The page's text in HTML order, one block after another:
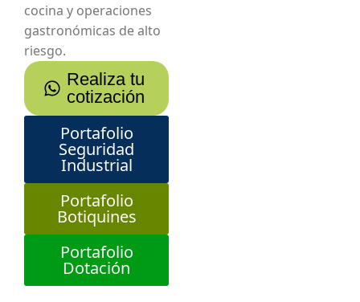
cocina y operaciones
gastronómicas de alto
riesgo.
Realiza tu
cotización
Portafolio
Seguridad
Industrial
Portafolio
Botiquines
Portafolio
Dotación